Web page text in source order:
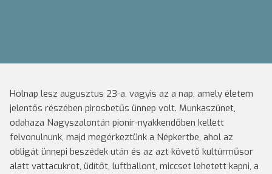
Holnap lesz augusztus 23-a, vagyis az a nap, amely életem
jelentős részében pirosbetűs ünnep volt. Munkaszünet,
odahaza Nagyszalontán pionír-nyakkendőben kellett
felvonulnunk, majd megérkeztünk a Népkertbe, ahol az
obligát ünnepi beszédek után és az azt követő kultúrműsor
alatt vattacukrot, üdítőt, luftballont, miccset lehetett kapni, a